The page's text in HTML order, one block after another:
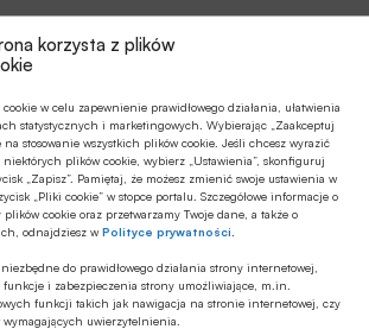
korzysta z plików
w celu zapewnienie prawidłowego działania, ułatwienia
statystycznych i marketingowych. Wybierając „Zaakceptuj
na stosowanie wszystkich plików cookie. Jeśli chcesz wyrazić
niektórych plików cookie, wybierz „Ustawienia”, skonfiguruj
„Zapisz”. Pamiętaj, że możesz zmienić swoje ustawienia w
„Pliki cookie” w stopce portalu. Szczegółowe informacje o
cookie oraz przetwarzamy Twoje dane, a także o
odnajdziesz wPolityce prywatności
do prawidłowego działania strony internetowej,
funkcje i zabezpieczenia strony umożliwiające, m.in.
funkcji takich jak nawigacja na stronie internetowej, czy
wymagających uwierzytelnienia.
mogą bezpośrednio finansować
zbrojeniowy
FINANSOWEGO